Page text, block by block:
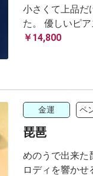
小さくて上品だ
た。 優しいピ
￥14,800
金運 ペ
琵琶
めのうで出来た
ロディを響かせ